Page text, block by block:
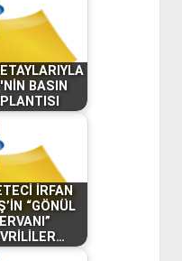
BASIN
İRFAN
“GÖNÜL